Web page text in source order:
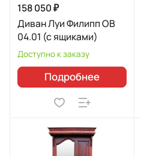
158 050 ₽
Диван Луи Филипп ОВ
04.01 (с ящиками)
Доступно к заказу
Подробнее